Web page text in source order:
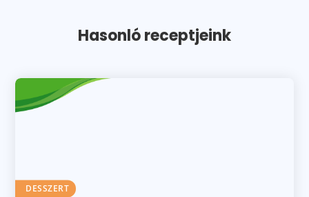
Hasonló receptjeink
DESSZERT